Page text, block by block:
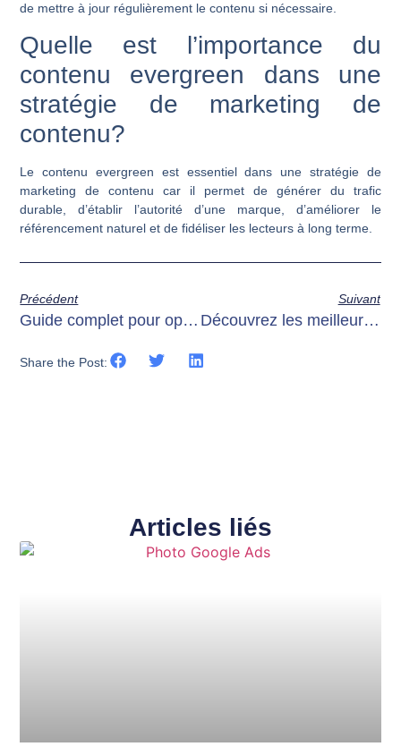
de mettre à jour régulièrement le contenu si nécessaire.
Quelle est l’importance du
contenu evergreen dans une
stratégie de marketing de
contenu?
Le contenu evergreen est essentiel dans une stratégie de
marketing de contenu car il permet de générer du trafic
durable, d’établir l’autorité d’une marque, d’améliorer le
référencement naturel et de fidéliser les lecteurs à long terme.
Précédent
Guide complet pour optimiser le référencement e-commerce
Suivant
Découvrez les meilleures destinations de voyage – Page de destination
Share the Post:
Articles liés